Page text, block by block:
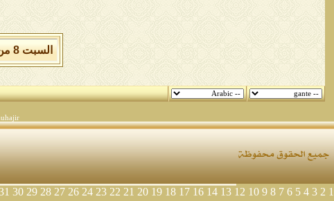
السبت 8 من اغسطس 2026 , الساعة الان 11:54:41 صباحاً.
1
2
3
4
5
6
7
8
9
10
12
13
14
16
17
18
19
20
21
22
23
24
26
27
28
29
30